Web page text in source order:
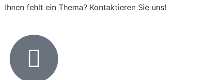
Ihnen fehlt ein Thema? Kontaktieren Sie uns!